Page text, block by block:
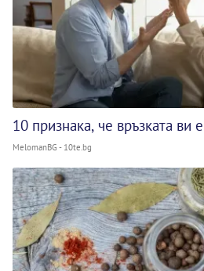
10 признака, че връзката ви
MelomanBG - 10te.bg